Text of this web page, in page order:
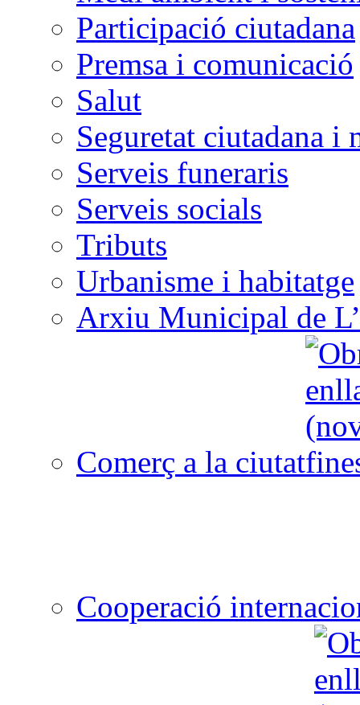
Participació ciutadana
Premsa i comunicació
Salut
Seguretat ciutadana i
Serveis funeraris
Serveis socials
Tributs
Urbanisme i habitatge
Arxiu Municipal de
Comerç a la ciutat
Cooperació